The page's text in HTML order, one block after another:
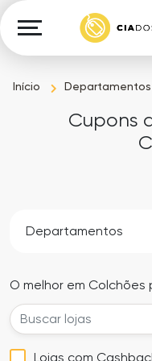
Cashback
Lojas
em
destaque
Ofertas
Exclusivas
Explorar
Cupons
Cashback
Sobre
o
Início Departamentos
Cupons
Departamentos
O melhor em Colchões
Lojas com